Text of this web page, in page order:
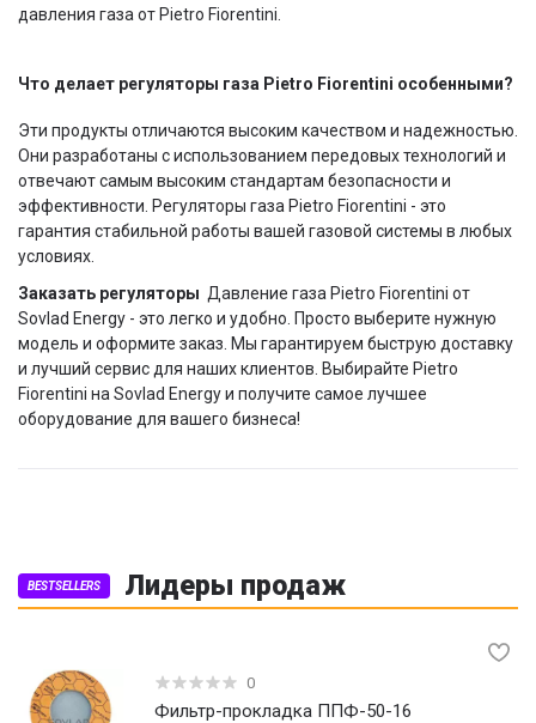
давления газа от Pietro Fiorentini.
Что делает регуляторы газа Pietro Fiorentini особенными?
Эти продукты отличаются высоким качеством и надежностью.
Они разработаны с использованием передовых технологий и
отвечают самым высоким стандартам безопасности и
эффективности. Регуляторы газа Pietro Fiorentini - это
гарантия стабильной работы вашей газовой системы в любых
условиях.
Заказать регуляторы Давление газа Pietro Fiorentini от
Sovlad Energy - это легко и удобно. Просто выберите нужную
модель и оформите заказ. Мы гарантируем быструю доставку
и лучший сервис для наших клиентов. Выбирайте Pietro
Fiorentini на Sovlad Energy и получите самое лучшее
оборудование для вашего бизнеса!
BESTSELLERS Лидеры продаж
0
Фильтр-прокладка ППФ-50-16